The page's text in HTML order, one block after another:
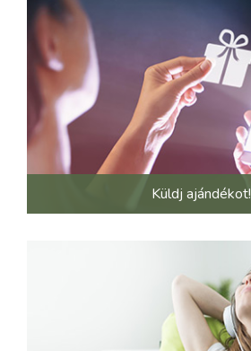
Küldj ajándékot!